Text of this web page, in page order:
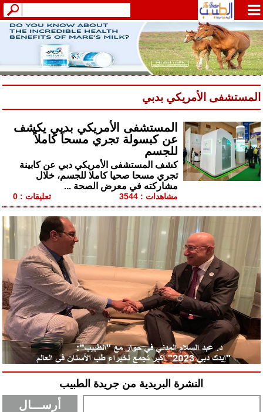
النشرة البريدية من جريدة الطبيب
المستشفى الأمريكي بدبي
المستشفى الأمريكي بدبي يكشف
عن كبسولة تجري مسحاً كاملاً
للجسم
كشف المستشفى الأمريكي دبي عن كابينة
تجري مسحا صحيا كاملا للجسم، خلال
مشاركته في معرض الصحة ...
تعليقات : 0 مشاهدات : 3544